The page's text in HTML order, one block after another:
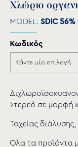
Χλώριο
MODEL: SDIC 56%
Κωδικός
Στερεό σε μορφή
Ταχείας
Όλα τα προϊόντα